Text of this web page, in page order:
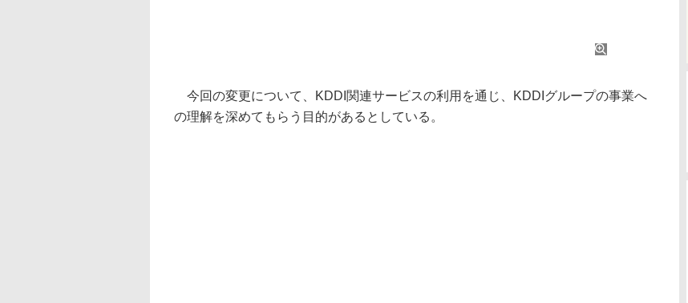
今回の変更について、KDDI関連サービスの利用を通じ、KDDIグループの事業へ
の理解を深めてもらう目的があるとしている。